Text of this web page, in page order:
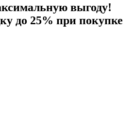
выгоду!
до 25% при покупке